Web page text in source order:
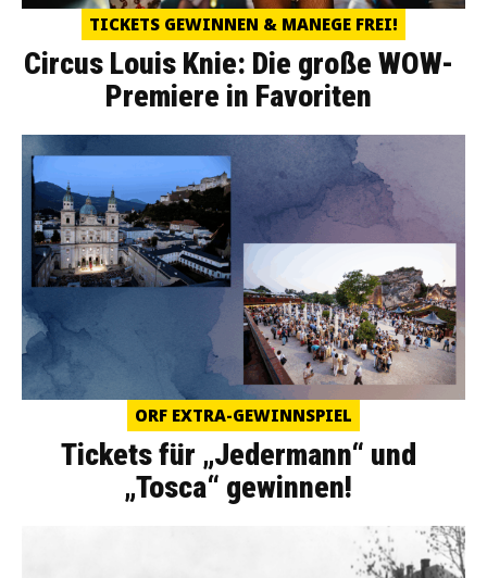
TICKETS GEWINNEN & MANEGE FREI!
Circus Louis Knie: Die große WOW-
Premiere in Favoriten
ORF EXTRA-GEWINNSPIEL
Tickets für „Jedermann“ und
„Tosca“ gewinnen!